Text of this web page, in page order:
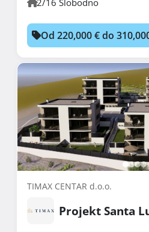
Od 220,000 € do
TIMAX CENTAR d.o.o.
Projekt Santa